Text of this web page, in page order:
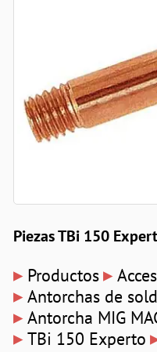
Piezas TBi 150
▸ Productos▸
▸ Antorchas de
▸ Antorcha MIG
▸ TBi 150 Experto